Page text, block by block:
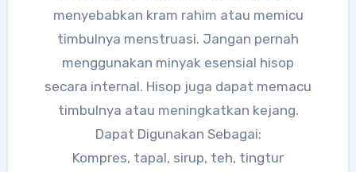
menyebabkan kram rahim atau memicu
timbulnya menstruasi. Jangan pernah
menggunakan minyak esensial hisop
secara internal. Hisop juga dapat memacu
timbulnya atau meningkatkan kejang.
Dapat Digunakan Sebagai:
Kompres, tapal, sirup, teh, tingtur